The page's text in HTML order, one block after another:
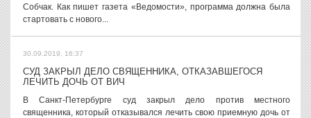
Собчак. Как пишет газета «Ведомости», программа должна была
стартовать с нового...
30.09.2019, 16:37
СУД ЗАКРЫЛ ДЕЛО СВЯЩЕННИКА, ОТКАЗАВШЕГОСЯ
ЛЕЧИТЬ ДОЧЬ ОТ ВИЧ
В Санкт-Петербурге суд закрыл дело против местного
священника, который отказывался лечить свою приемную дочь от